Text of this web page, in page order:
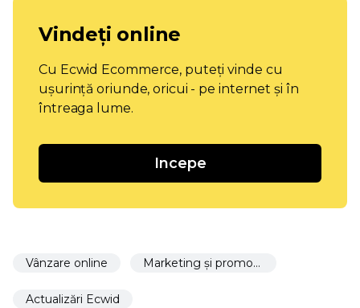
Vindeți online
Cu Ecwid Ecommerce, puteți vinde cu
ușurință oriunde, oricui - pe internet și în
întreaga lume.
Incepe
Vânzare online Marketing și promovare
Actualizări Ecwid